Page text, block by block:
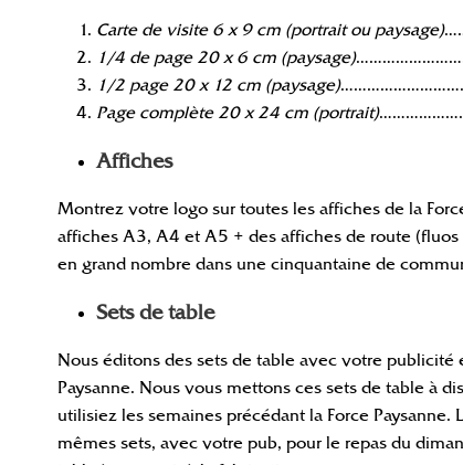
Carte de visite 6 x 9 cm (portrait ou paysage)
1/4 de page 20 x 6 cm (paysage)
1/2 page 20 x 12 cm (paysage)
Page complète 20 x 24 cm (portrait)……………….
Affiches
Montrez votre logo sur toutes les affiches de la
affiches A3, A4 et A5 + des affiches de route
en grand nombre dans une cinquantaine de
Sets de table
Nous éditons des sets de table avec votre publicité
Paysanne. Nous vous mettons ces sets de table à
utilisiez les semaines précédant la Force
mêmes sets, avec votre pub, pour le repas du